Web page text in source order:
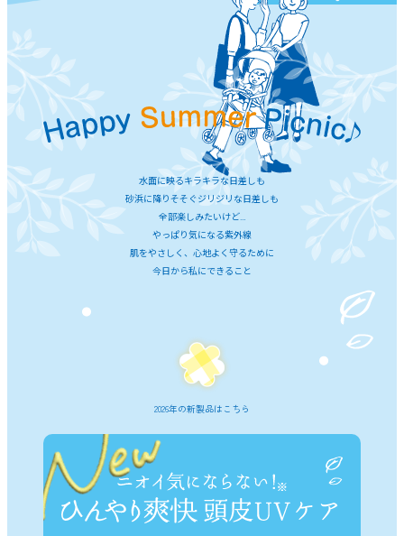
水面に映るキラキラな日差しも
砂浜に降りそそぐジリジリな日差しも
全部楽しみたいけど…
やっぱり気になる紫外線
肌をやさしく、心地よく守るために
今日から私にできること
2026年の新製品はこちら